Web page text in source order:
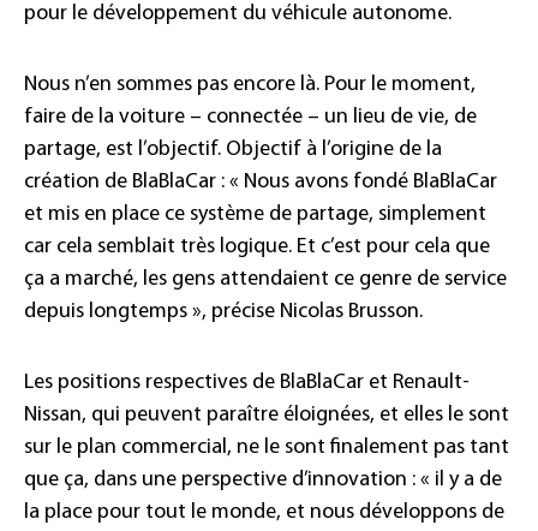
pour le développement du véhicule autonome.
Nous n’en sommes pas encore là. Pour le moment,
faire de la voiture – connectée – un lieu de vie, de
partage, est l’objectif. Objectif à l’origine de la
création de BlaBlaCar : « Nous avons fondé BlaBlaCar
et mis en place ce système de partage, simplement
car cela semblait très logique. Et c’est pour cela que
ça a marché, les gens attendaient ce genre de service
depuis longtemps », précise Nicolas Brusson.
Les positions respectives de BlaBlaCar et Renault-
Nissan, qui peuvent paraître éloignées, et elles le sont
sur le plan commercial, ne le sont finalement pas tant
que ça, dans une perspective d’innovation : « il y a de
la place pour tout le monde, et nous développons de